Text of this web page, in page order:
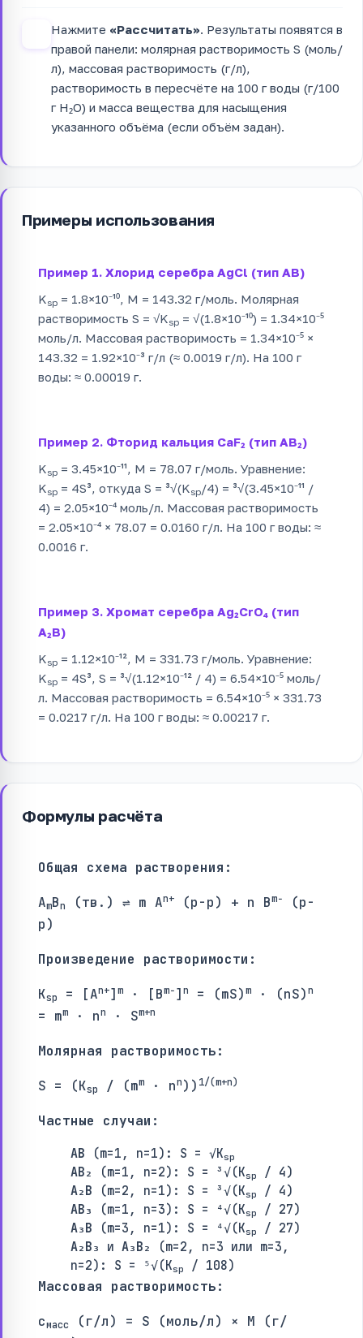
Нажмите «Рассчитать». Результаты появятся в
правой панели: молярная растворимость S (моль/
л), массовая растворимость (г/л),
растворимость в пересчёте на 100 г воды (г/100
г H₂O) и масса вещества для насыщения
указанного объёма (если объём задан).
Примеры использования
Пример 1. Хлорид серебра AgCl (тип AB)
Ksp = 1.8×10⁻¹⁰, M = 143.32 г/моль. Молярная
растворимость S = √Ksp = √(1.8×10⁻¹⁰) = 1.34×10⁻⁵
моль/л. Массовая растворимость = 1.34×10⁻⁵ ×
143.32 = 1.92×10⁻³ г/л (≈ 0.0019 г/л). На 100 г
воды: ≈ 0.00019 г.
Пример 2. Фторид кальция CaF₂ (тип AB₂)
Ksp = 3.45×10⁻¹¹, M = 78.07 г/моль. Уравнение:
Ksp = 4S³, откуда S = ³√(Ksp/4) = ³√(3.45×10⁻¹¹ /
4) = 2.05×10⁻⁴ моль/л. Массовая растворимость
= 2.05×10⁻⁴ × 78.07 = 0.0160 г/л. На 100 г воды: ≈
0.0016 г.
Пример 3. Хромат серебра Ag₂CrO₄ (тип
A₂B)
Ksp = 1.12×10⁻¹², M = 331.73 г/моль. Уравнение:
Ksp = 4S³, S = ³√(1.12×10⁻¹² / 4) = 6.54×10⁻⁵ моль/
л. Массовая растворимость = 6.54×10⁻⁵ × 331.73
= 0.0217 г/л. На 100 г воды: ≈ 0.00217 г.
Формулы расчёта
Общая схема растворения:
AmBn (тв.) ⇌ m An+ (р-р) + n Bm−
(р-
р)
Произведение растворимости:
Ksp = [An+] m · [Bm−] n = (mS)m · (nS)n
= mm · nn · Sm+n
Молярная растворимость:
S = (Ksp / (mm · nn)) 1/(m+n)
Частные случаи:
AB (m=1, n=1): S = √Ksp
AB₂ (m=1, n=2): S = ³√(Ksp
/ 4)
A₂B (m=2, n=1): S = ³√(Ksp
/ 4)
AB₃ (m=1, n=3): S = ⁴√(Ksp
/ 27)
A₃B (m=3, n=1): S = ⁴√(Ksp
/ 27)
A₂B₃ и A₃B₂ (m=2, n=3 или m=3,
n=2): S = ⁵√(Ksp / 108)
Массовая растворимость:
cмасс
(г/л) = S (моль/л) × M (г/